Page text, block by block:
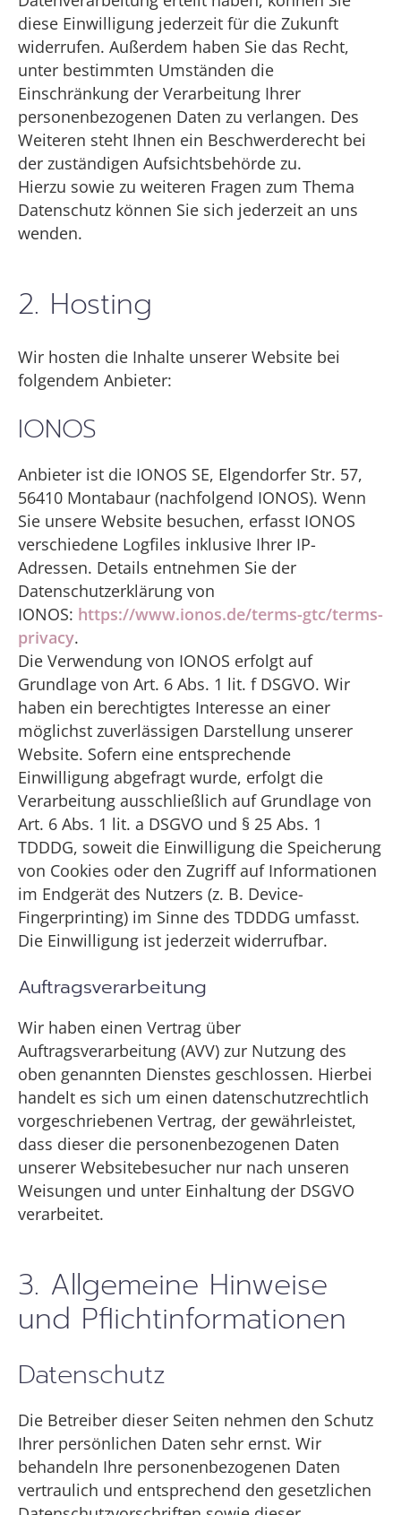
diese Einwilligung jederzeit für die Zukunft
widerrufen. Außerdem haben Sie das Recht,
unter bestimmten Umständen die
Einschränkung der Verarbeitung Ihrer
personenbezogenen Daten zu verlangen. Des
Weiteren steht Ihnen ein Beschwerderecht bei
der zuständigen Aufsichtsbehörde zu.
Hierzu sowie zu weiteren Fragen zum Thema
Datenschutz können Sie sich jederzeit an uns
wenden.
2. Hosting
Wir hosten die Inhalte unserer Website bei
folgendem Anbieter:
IONOS
Anbieter ist die IONOS SE, Elgendorfer Str. 57,
56410 Montabaur (nachfolgend IONOS). Wenn
Sie unsere Website besuchen, erfasst IONOS
verschiedene Logfiles inklusive Ihrer IP-
Adressen. Details entnehmen Sie der
Datenschutzerklärung von
IONOS: https://www.ionos.de/terms-gtc/terms-
privacy.
Die Verwendung von IONOS erfolgt auf
Grundlage von Art. 6 Abs. 1 lit. f DSGVO. Wir
haben ein berechtigtes Interesse an einer
möglichst zuverlässigen Darstellung unserer
Website. Sofern eine entsprechende
Einwilligung abgefragt wurde, erfolgt die
Verarbeitung ausschließlich auf Grundlage von
Art. 6 Abs. 1 lit. a DSGVO und § 25 Abs. 1
TDDDG, soweit die Einwilligung die Speicherung
von Cookies oder den Zugriff auf Informationen
im Endgerät des Nutzers (z. B. Device-
Fingerprinting) im Sinne des TDDDG umfasst.
Die Einwilligung ist jederzeit widerrufbar.
Auftragsverarbeitung
Wir haben einen Vertrag über
Auftragsverarbeitung (AVV) zur Nutzung des
oben genannten Dienstes geschlossen. Hierbei
handelt es sich um einen datenschutzrechtlich
vorgeschriebenen Vertrag, der gewährleistet,
dass dieser die personenbezogenen Daten
unserer Websitebesucher nur nach unseren
Weisungen und unter Einhaltung der DSGVO
verarbeitet.
3. Allgemeine Hinweise
und Pflicht­informationen
Datenschutz
Die Betreiber dieser Seiten nehmen den Schutz
Ihrer persönlichen Daten sehr ernst. Wir
behandeln Ihre personenbezogenen Daten
vertraulich und entsprechend den gesetzlichen